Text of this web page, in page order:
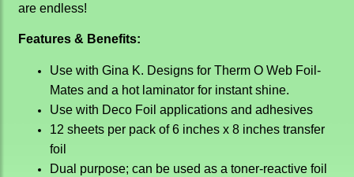
are endless!
Features & Benefits:
Use with Gina K. Designs for Therm O Web Foil-
Mates and a hot laminator for instant shine.
Use with Deco Foil applications and adhesives
12 sheets per pack of 6 inches x 8 inches transfer
foil
Dual purpose; can be used as a toner-reactive foil